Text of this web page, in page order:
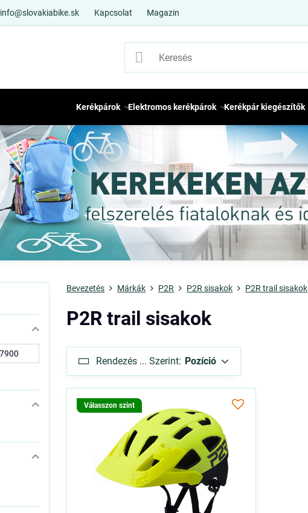
info@slovakiabike.sk Kapcsolat Magazin
Kerékpárok Elektromos kerékpárok Kerékpár kiegészítők
Bevezetés Márkák P2R P2R sisakok P2R trail sisakok
P2R trail sisakok
Rendezés ... Szerint: Pozíció
Válasszon szint